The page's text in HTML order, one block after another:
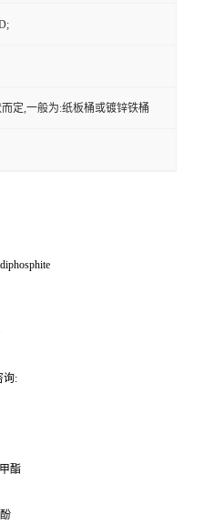
定,一般为:纸板桶或镀锌铁桶
询:
酯